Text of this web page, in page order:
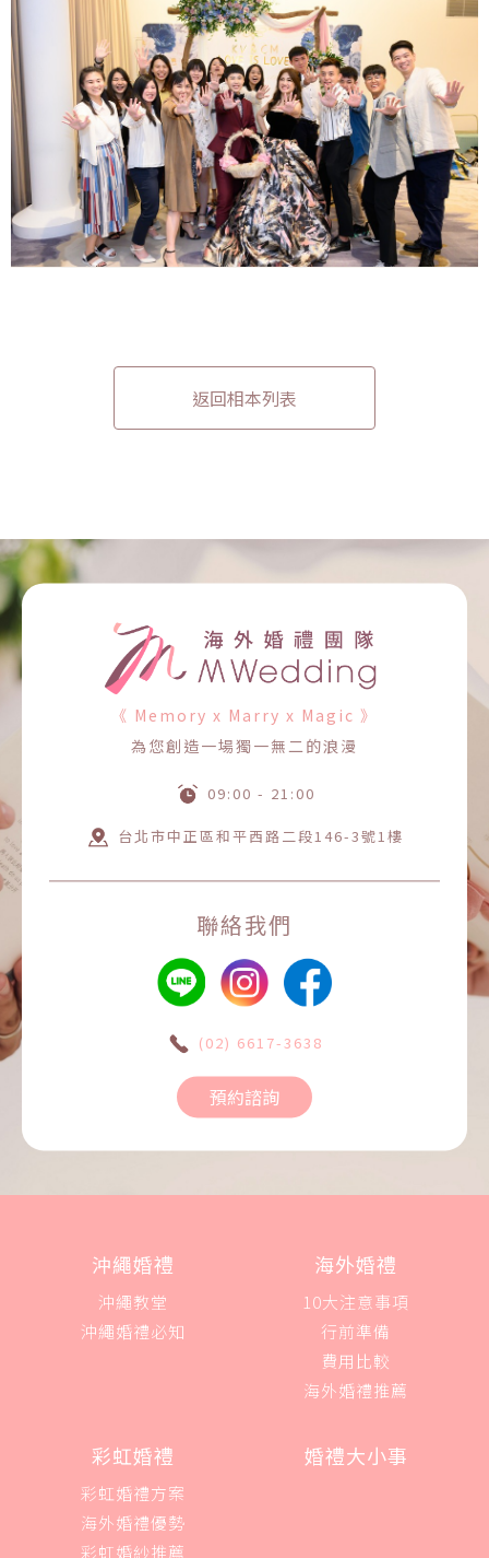
返回相本列表
《 Memory x Marry x Magic 》
為您創造一場獨一無二的浪漫
09:00 - 21:00
台北市中正區和平西路二段146-3號1樓
聯絡我們
(02) 6617-3638
預約諮詢
沖繩婚禮
沖繩教堂
沖繩婚禮必知
海外婚禮
10大注意事項
行前準備
費用比較
海外婚禮推薦
彩虹婚禮
彩虹婚禮方案
海外婚禮優勢
彩虹婚紗推薦
婚禮大小事